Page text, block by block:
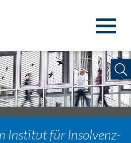
Institut für Insolvenz-